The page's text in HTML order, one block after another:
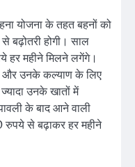
योजना के तहत बहनों को
बढ़ोतरी होगी। साल
हर महीने मिलने लगेंगे।
और उनके कल्याण के लिए
उनके खातों में
के बाद आने वाली
रुपये से बढ़ाकर हर महीने